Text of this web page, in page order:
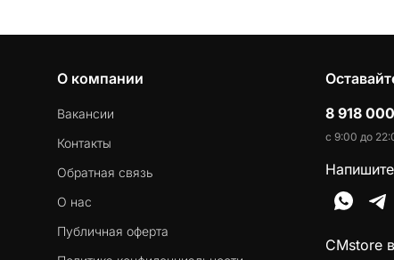
О компании
Вакансии
Контакты
Обратная связь
О нас
Публичная оферта
8 918
с 9:00 до
CMstore